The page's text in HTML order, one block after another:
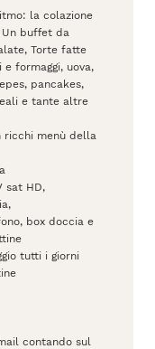
la colazione
Un buffet da
Torte fatte
formaggi, uova,
pancakes,
e tante altre
ricchi menù della
sat HD,
box doccia e
tutti i giorni
contando sul